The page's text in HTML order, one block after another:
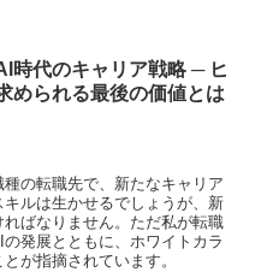
時代のキャリア戦略 ─ ヒ
められる最後の価値とは
の転職先で、新たなキャリア
ルは生かせるでしょうが、新
ばなりません。ただ私が転職
発展とともに、ホワイトカラ
が指摘されています。